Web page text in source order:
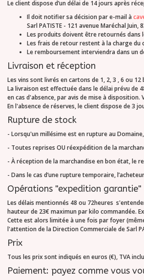
Le client dispose d’un délai de 14 jours après
Il doit notifier sa décision par e-mail à
Sarl PATISTE - 121 avenue Maréchal Juin,
Les produits doivent être retournés dans
Les frais de retour restent à la charge du
Le remboursement interviendra dans un
Livraison et réception
Les vins sont livrés en cartons de 1, 2, 3 , 6 ou
La livraison est effectuée dans le délai prévu de
en cas d'absence, par avis de mise à
En l'absence de réserves, le client dispose de 3
Rupture de stock
- Lorsqu'un millésime est en rupture au
- Toutes reprises OU réexpédition de la
- À réception de la marchandise en bon état, le
- Dans le cas d’une rupture temporaire,
Opérations "expedition garantie"
Les délais mentionnés 48 ou 72heures
hauteur de 23€ maximun par kilo commandée.
Cette est alors limitée à une fois par foyer
l'attention de la Direction Commerciale de Sarl
Prix
Tous les prix sont indiqués en euros (€), TVA
Paiement: payez comme vous